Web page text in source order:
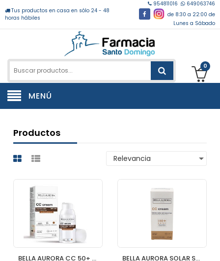
Tus productos en casa en sólo 24 - 48
horas hábiles
954811016
649063746
de 8:30 a 22:00 de
Lunes a Sábado
0
MENÚ
Productos
BELLA AURORA CC 50+ EXTRACUBRIENTE 30ML BELLA AURORA SOLAR SENSIBLE 50+ COLOR 30ML